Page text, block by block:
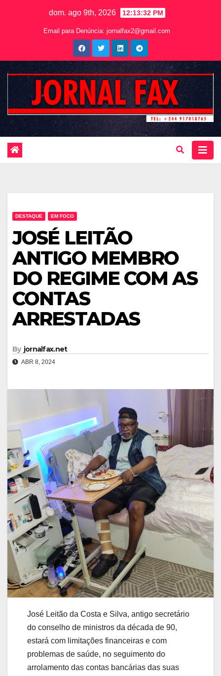
dom. ago 9th, 2026 12:13:33 PM
Email para Denúncia: jornalfax2@gmail.com
DESTAQUE EM FOCO
JOSÉ LEITÃO
ANTIGO MEMBRO
DO REGIME COM AS
CONTAS
ARRESTADAS
By jornalfax.net
ABR 8, 2024
José Leitão da Costa e Silva, antigo secretário
do conselho de ministros da década de 90,
estará com limitações financeiras e com
problemas de saúde, no seguimento do
arrolamento das contas bancárias das suas